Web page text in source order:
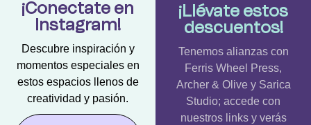
¡Conectate en
Instagram!
Descubre inspiración y
momentos especiales en
estos espacios llenos de
creatividad y pasión.
¡Llévate estos
descuentos!
Tenemos alianzas con
Ferris Wheel Press,
Archer & Olive y Sarica
Studio; accede con
nuestros links y verás